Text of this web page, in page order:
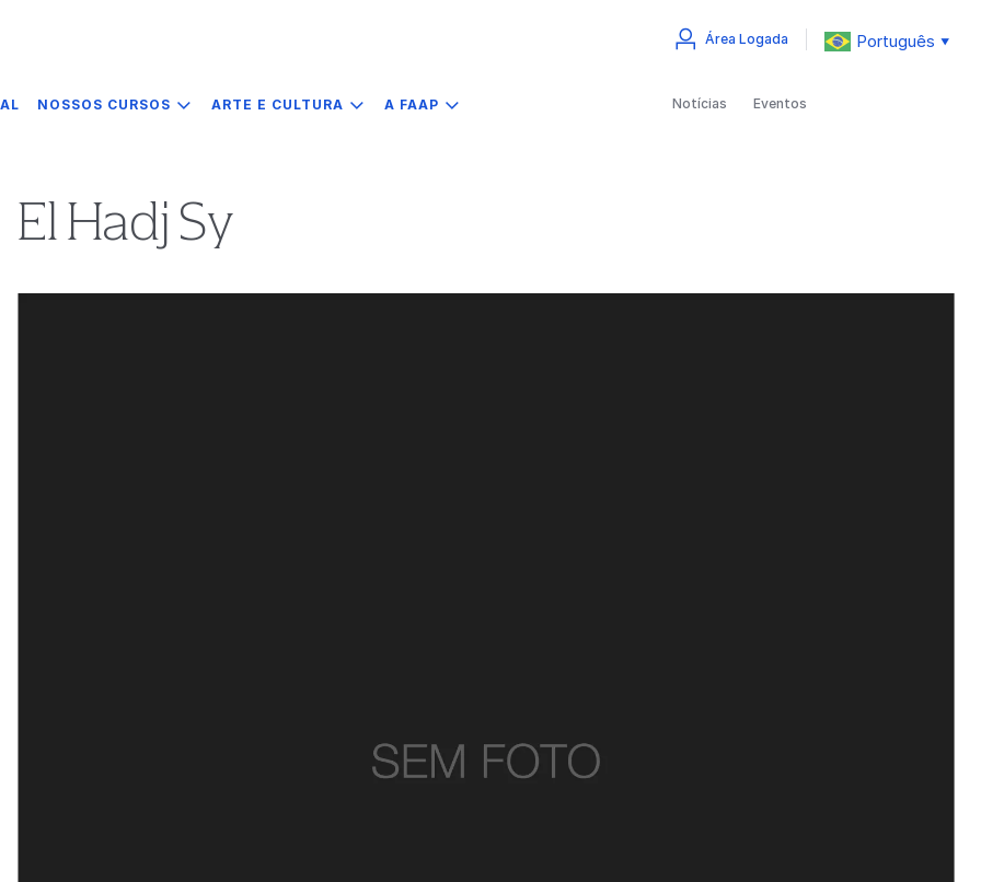
NOSSOS CURSOS ARTE E CULTURA A FAAP
Área Logada Português ▼
Notícias Eventos
El Hadj Sy